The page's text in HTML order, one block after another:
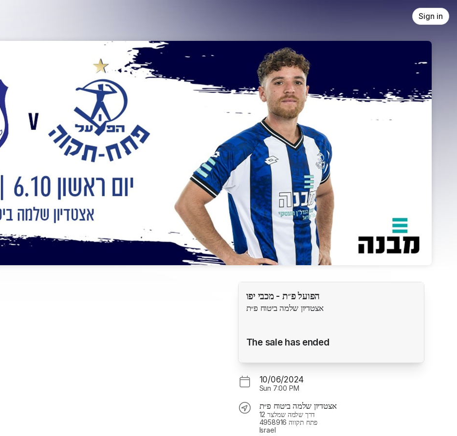
Sign in
הפועל פ״ת - מכבי יפו
אצטדיון שלמה ביטוח פ״ת
The sale has ended
10/06/2024
Sun 7:00 PM
אצטדיון שלמה ביטוח פ״ת
דרך שלמה שמלצר 12
4958916 פתח תקווה
Israel